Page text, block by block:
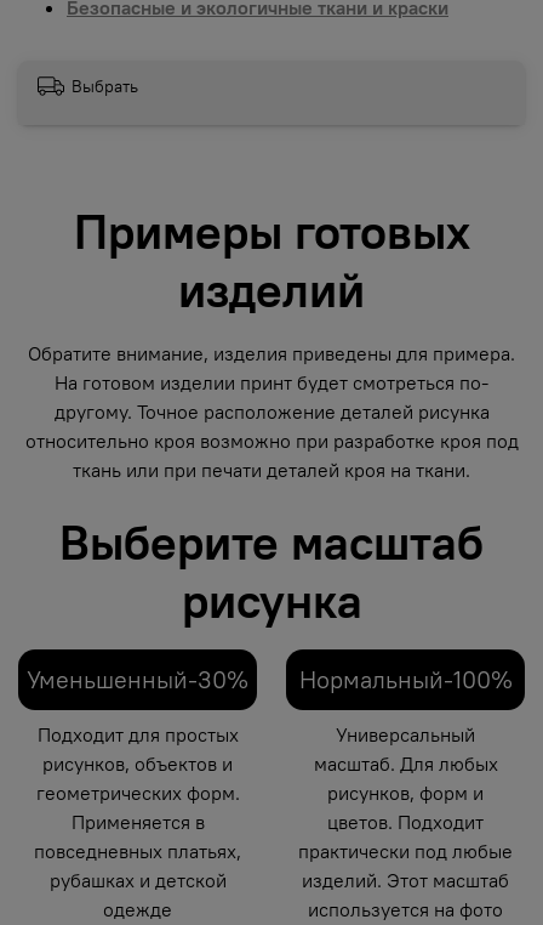
Безопасные и экологичные ткани и краски
Выбрать
Примеры готовых
изделий
Обратите внимание, изделия приведены для примера.
На готовом изделии принт будет смотреться по-
другому. Точное расположение деталей рисунка
относительно кроя возможно при разработке кроя под
ткань или при печати деталей кроя на ткани.
Выберите масштаб
рисунка
Уменьшенный-30%
Подходит для простых
рисунков, объектов и
геометрических форм.
Применяется в
повседневных платьях,
рубашках и детской
одежде
Нормальный-100%
Универсальный
масштаб. Для любых
рисунков, форм и
цветов. Подходит
практически под любые
изделий. Этот масштаб
используется на фото